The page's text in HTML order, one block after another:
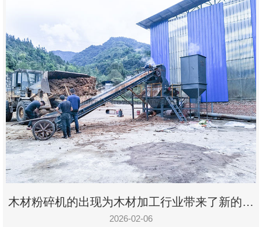
木材粉碎机的出现为木材加工行业带来了新的变
化
2026-02-06